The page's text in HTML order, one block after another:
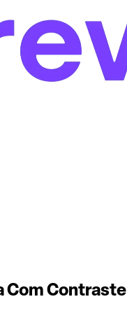
Com Contraste